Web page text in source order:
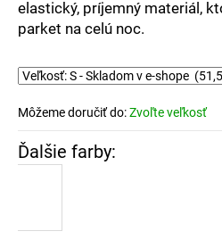
elastický, príjemný materiál,
parket na celú noc.
Môžeme doručiť do:Zvoľte veľkosť